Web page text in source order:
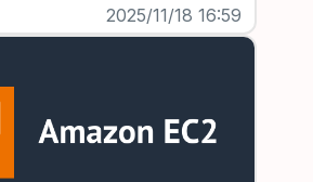
2025/11/18 16:59